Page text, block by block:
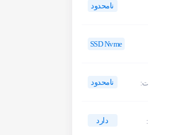
نامحدود
SSD Nvme
دیگر امکانات: نامحدود
بکاپ گیری: دارد